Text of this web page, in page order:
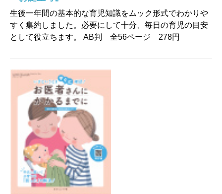
生後一年間の基本的な育児知識をムック形式でわかりや
すく集約しました。必要にして十分、毎日の育児の目安
として役立ちます。 AB判 全56ページ 278円